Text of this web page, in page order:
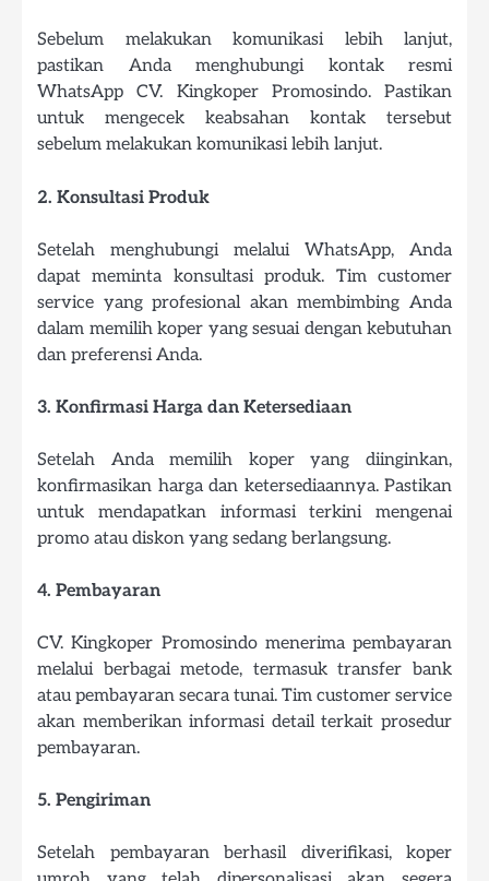
Sebelum melakukan komunikasi lebih lanjut,
pastikan Anda menghubungi kontak resmi
WhatsApp CV. Kingkoper Promosindo. Pastikan
untuk mengecek keabsahan kontak tersebut
sebelum melakukan komunikasi lebih lanjut.
2. Konsultasi Produk
Setelah menghubungi melalui WhatsApp, Anda
dapat meminta konsultasi produk. Tim customer
service yang profesional akan membimbing Anda
dalam memilih koper yang sesuai dengan kebutuhan
dan preferensi Anda.
3. Konfirmasi Harga dan Ketersediaan
Setelah Anda memilih koper yang diinginkan,
konfirmasikan harga dan ketersediaannya. Pastikan
untuk mendapatkan informasi terkini mengenai
promo atau diskon yang sedang berlangsung.
4. Pembayaran
CV. Kingkoper Promosindo menerima pembayaran
melalui berbagai metode, termasuk transfer bank
atau pembayaran secara tunai. Tim customer service
akan memberikan informasi detail terkait prosedur
pembayaran.
5. Pengiriman
Setelah pembayaran berhasil diverifikasi, koper